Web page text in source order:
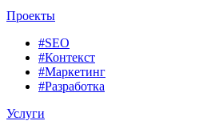
Проекты
#SEO
#Контекст
#Маркетинг
#Разработка
Услуги